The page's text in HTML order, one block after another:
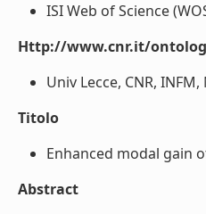
ISI Web of Science
Http://www.cnr.it/
Univ Lecce, CNR,
Titolo
Enhanced modal gain
Abstract